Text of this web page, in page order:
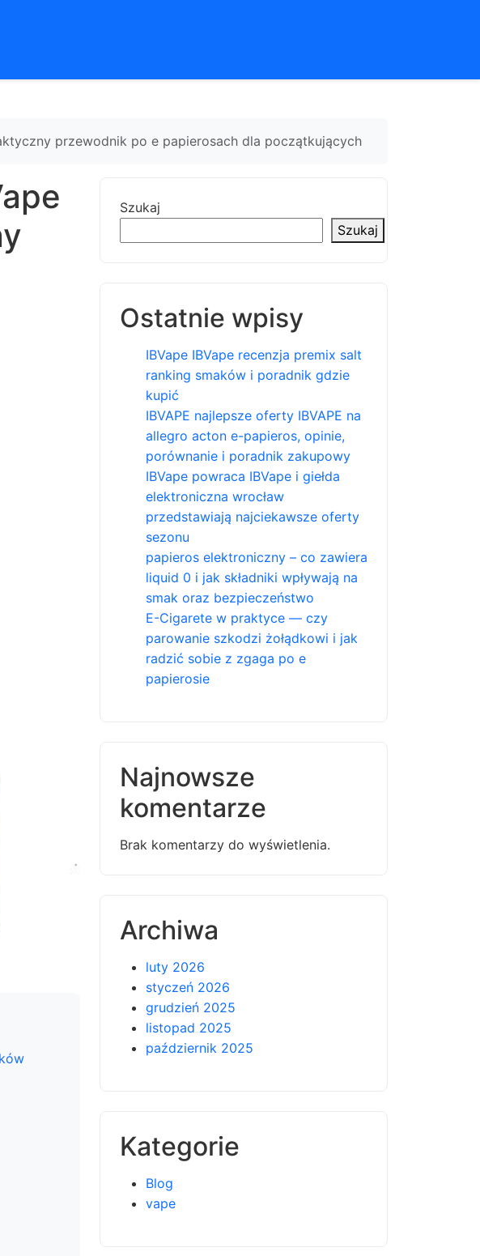
przewodnik po e papierosach dla początkujących
Szukaj
Szukaj
Ostatnie wpisy
IBVape IBVape recenzja premix salt
ranking smaków i poradnik gdzie
kupić
IBVAPE najlepsze oferty IBVAPE na
allegro acton e-papieros, opinie,
porównanie i poradnik zakupowy
IBVape powraca IBVape i giełda
elektroniczna wrocław
przedstawiają najciekawsze oferty
sezonu
papieros elektroniczny – co zawiera
liquid 0 i jak składniki wpływają na
smak oraz bezpieczeństwo
E-Cigarete w praktyce — czy
parowanie szkodzi żołądkowi i jak
radzić sobie z zgaga po e
papierosie
Najnowsze
komentarze
Brak komentarzy do wyświetlenia.
Archiwa
luty 2026
styczeń 2026
grudzień 2025
listopad 2025
październik 2025
Kategorie
Blog
vape